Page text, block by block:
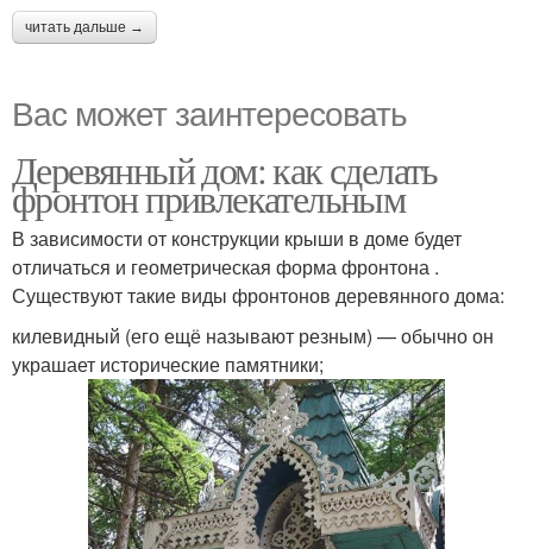
читать дальше →
Вас может заинтересовать
Деревянный дом: как сделать
фронтон привлекательным
В зависимости от конструкции крыши в доме будет
отличаться и геометрическая форма фронтона .
Существуют такие виды фронтонов деревянного дома:
килевидный (его ещё называют резным) — обычно он
украшает исторические памятники;